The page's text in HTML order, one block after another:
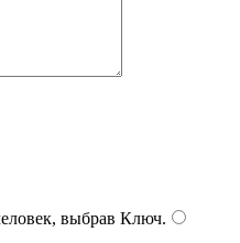
выбрав Ключ.